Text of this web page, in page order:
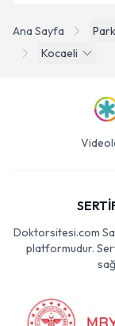
Ana Sayfa
Kocaeli
Doktorsitesi.com
platformudur.